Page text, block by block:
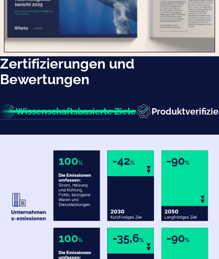
Zertifizierungen und
Bewertungen
Wissenschaftsbasierte Ziele